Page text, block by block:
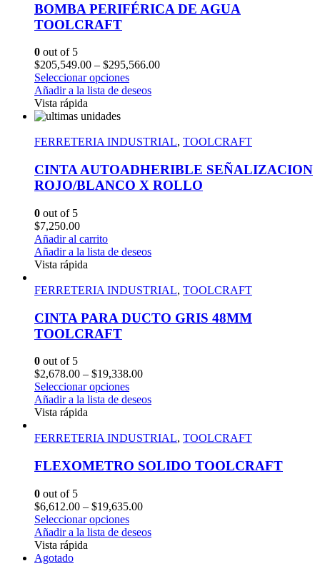
BOMBA PERIFÉRICA DE AGUA
TOOLCRAFT
0 out of 5
$205,549.00 – $295,566.00
Seleccionar opciones
Añadir a la lista de deseos
Vista rápida
FERRETERIA INDUSTRIAL, TOOLCRAFT
CINTA AUTOADHERIBLE SEÑALIZACION
ROJO/BLANCO X ROLLO
0 out of 5
$7,250.00
Añadir al carrito
Añadir a la lista de deseos
Vista rápida
FERRETERIA INDUSTRIAL, TOOLCRAFT
CINTA PARA DUCTO GRIS 48MM
TOOLCRAFT
0 out of 5
$2,678.00 – $19,338.00
Seleccionar opciones
Añadir a la lista de deseos
Vista rápida
FERRETERIA INDUSTRIAL, TOOLCRAFT
FLEXOMETRO SOLIDO TOOLCRAFT
0 out of 5
$6,612.00 – $19,635.00
Seleccionar opciones
Añadir a la lista de deseos
Vista rápida
Agotado